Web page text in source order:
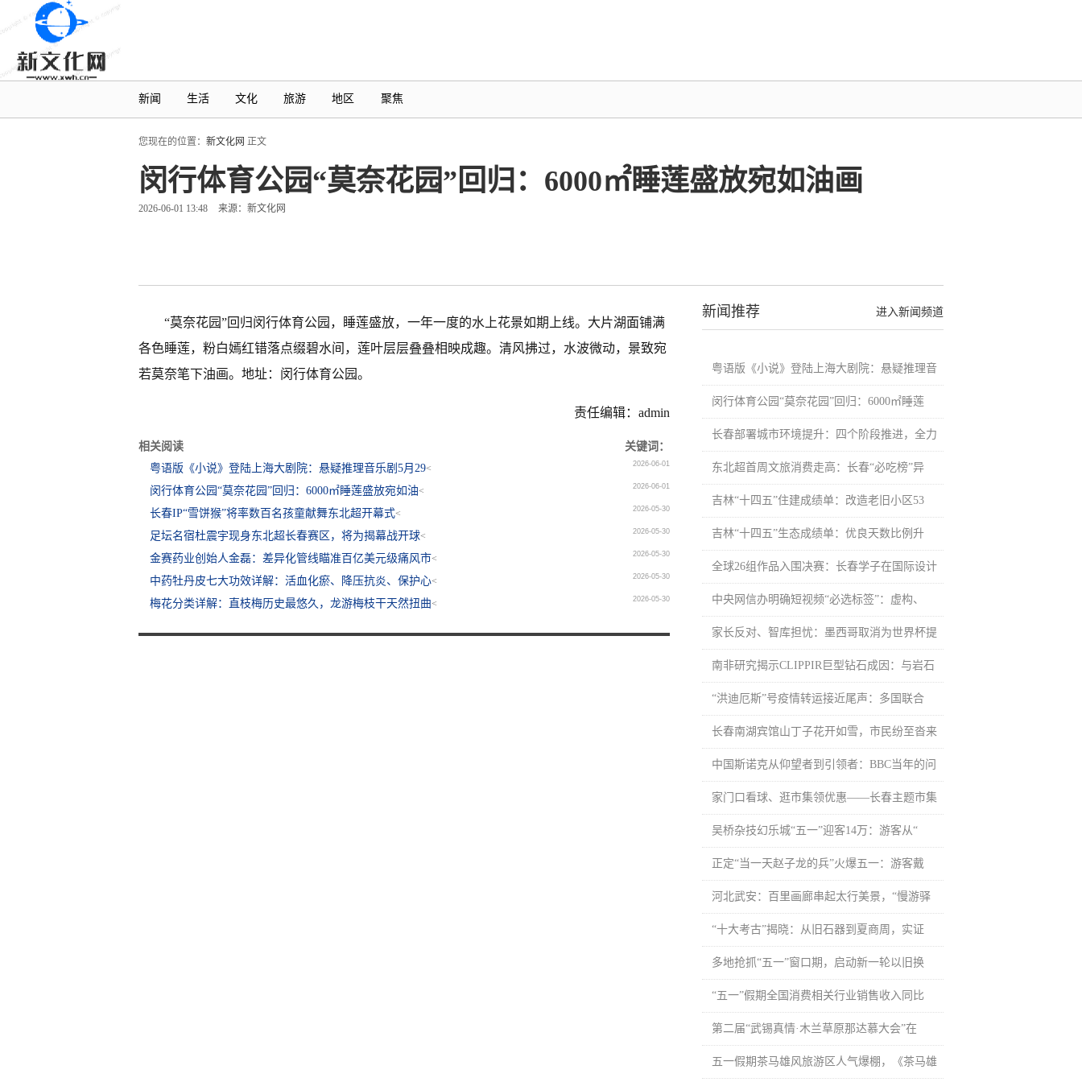
新闻 生活 文化 旅游 地区 聚焦
您现在的位置： 新文化网 正文
闵行体育公园“莫奈花园”回归：6000㎡睡莲盛放宛如油画
2026-06-01 13:48 来源：新文化网
“莫奈花园”回归闵行体育公园，睡莲盛放，一年一度的水上花景如期上线。大片湖面铺满
各色睡莲，粉白嫣红错落点缀碧水间，莲叶层层叠叠相映成趣。清风拂过，水波微动，景致宛
若莫奈笔下油画。地址：闵行体育公园。
责任编辑：admin
相关阅读
关键词：
粤语版《小说》登陆上海大剧院：悬疑推理音乐剧5月29< 2026-06-01
闵行体育公园“莫奈花园”回归：6000㎡睡莲盛放宛如油< 2026-06-01
长春IP“雪饼猴”将率数百名孩童献舞东北超开幕式< 2026-05-30
足坛名宿杜震宇现身东北超长春赛区，将为揭幕战开球< 2026-05-30
金赛药业创始人金磊：差异化管线瞄准百亿美元级痛风市< 2026-05-30
中药牡丹皮七大功效详解：活血化瘀、降压抗炎、保护心< 2026-05-30
梅花分类详解：直枝梅历史最悠久，龙游梅枝干天然扭曲< 2026-05-30
进入新闻频道
新闻推荐
粤语版《小说》登陆上海大剧院：悬疑推理音
闵行体育公园“莫奈花园”回归：6000㎡睡莲
长春部署城市环境提升：四个阶段推进，全力
东北超首周文旅消费走高：长春“必吃榜”异
吉林“十四五”住建成绩单：改造老旧小区53
吉林“十四五”生态成绩单：优良天数比例升
全球26组作品入围决赛：长春学子在国际设计
中央网信办明确短视频“必选标签”：虚构、
家长反对、智库担忧：墨西哥取消为世界杯提
南非研究揭示CLIPPIR巨型钻石成因：与岩石
“洪迪厄斯”号疫情转运接近尾声：多国联合
长春南湖宾馆山丁子花开如雪，市民纷至沓来
中国斯诺克从仰望者到引领者：BBC当年的问
家门口看球、逛市集领优惠——长春主题市集
吴桥杂技幻乐城“五一”迎客14万：游客从“
正定“当一天赵子龙的兵”火爆五一：游客戴
河北武安：百里画廊串起太行美景，“慢游驿
“十大考古”揭晓：从旧石器到夏商周，实证
多地抢抓“五一”窗口期，启动新一轮以旧换
“五一”假期全国消费相关行业销售收入同比
第二届“武锡真情·木兰草原那达慕大会”在
五一假期茶马雄风旅游区人气爆棚，《茶马雄